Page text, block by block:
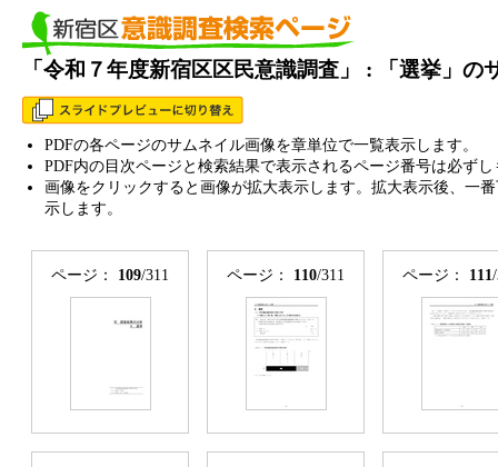
「令和７年度新宿区区民意識調査」 : 「選挙」の
PDFの各ページのサムネイル画像を章単位で一覧表示します。
PDF内の目次ページと検索結果で表示されるページ番号は必ず
画像をクリックすると画像が拡大表示します。拡大表示後、一
示します。
ページ： 109/311 ページ： 110/311 ページ： 111